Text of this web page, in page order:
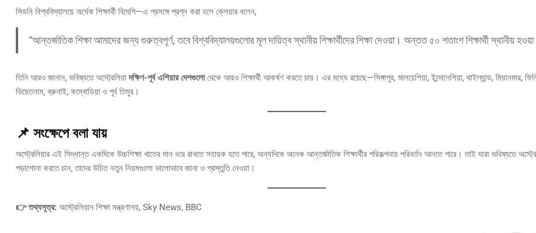
সিডনি বিশ্ববিদ্যালয়ে অর্ধেক শিক্ষার্থী বিদেশি—এ প্রসঙ্গে প্রশ্ন করা হলে ক্লেয়ার বলেন,
“আন্তর্জাতিক শিক্ষা আমাদের জন্য গুরুত্বপূর্ণ, তবে বিশ্ববিদ্যালয়গুলোর মূল দায়িত্ব স্থানীয় শিক্ষার্থীদের শিক্ষা দেওয়া। অন্তত ৫০ শতাংশ শিক্ষার্থী স্থানীয়
তিনি আরও জানান, ভবিষ্যতে অস্ট্রেলিয়াদক্ষিণ-পূর্ব এশিয়ার দেশগুলোথেকে আরও শিক্ষার্থী আকর্ষণ করতে চায়। এর মধ্যে রয়েছে—সিঙ্গাপুর, মালয়েশিয়া, ইন্দোনেশিয়া, থাইল্যান্ড, মিয়ানমার,
ভিয়েতনাম, ব্রুনাই, কম্বোডিয়া ও পূর্ব তিমুর।
📌 সংক্ষেপে বলা যায়
অস্ট্রেলিয়ার এই সিদ্ধান্ত একদিকে উচ্চশিক্ষা খাতের মান ধরে রাখতে সহায়ক হতে পারে, অন্যদিকে অনেক আন্তর্জাতিক শিক্ষার্থীর পরিকল্পনায় পরিবর্তন আনতে পারে। তাই যারা ভবিষ্যতে
পড়াশোনা করতে চান, তাদের উচিত নতুন নিয়মগুলো ভালোভাবে জানা ও প্রস্তুতি নেওয়া।
👉 তথ্যসূত্র: অস্ট্রেলিয়ান শিক্ষা মন্ত্রণালয়, Sky News, BBC